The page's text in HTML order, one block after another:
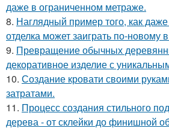
даже в ограниченном метраже.
8. Наглядный пример того, как
отделка может заиграть по-новому
9. Превращение обычных
декоративное изделие с
10. Создание кровати своими
затратами.
11. Процесс создания стильного
дерева - от склейки до финишной